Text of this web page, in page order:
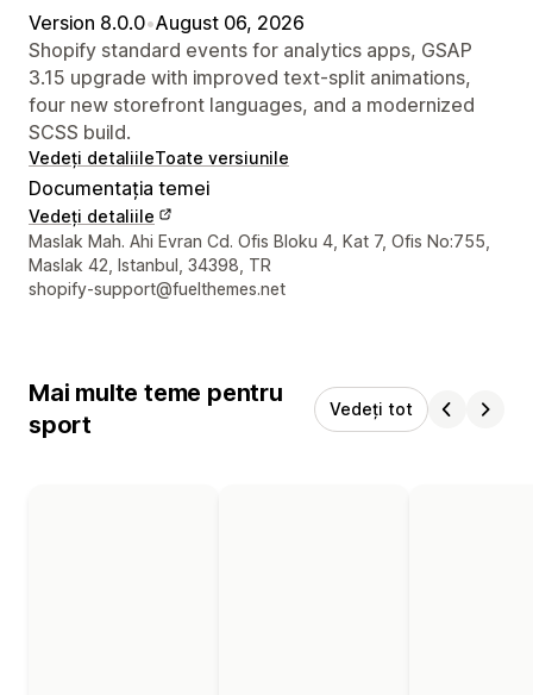
Version 8.0.0•August 06, 2026
Shopify standard events for analytics apps, GSAP
3.15 upgrade with improved text-split animations,
four new storefront languages, and a modernized
SCSS build.
Vedeți detaliileToate versiunile
Documentația temei
Vedeți detaliile
Detaliile de contact ale designerului
Maslak Mah. Ahi Evran Cd. Ofis Bloku 4, Kat 7, Ofis No:755,
Maslak 42, Istanbul, 34398, TR
shopify-support@fuelthemes.net
Mai multe teme pentru
sport
Vedeți tot